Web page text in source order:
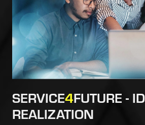
SERVICE4FUTURE -
REALIZATION